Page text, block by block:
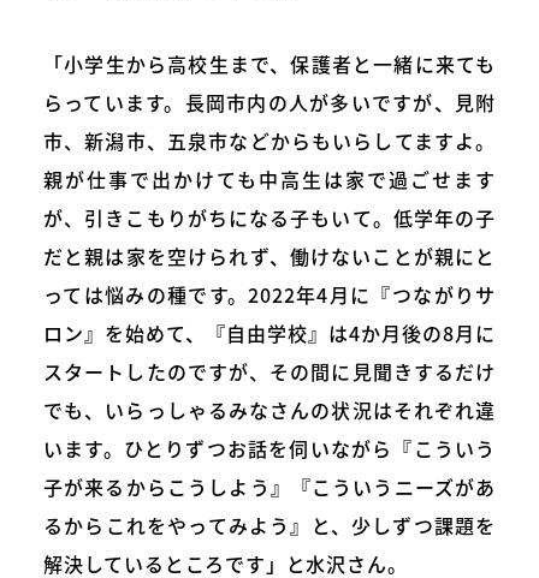
「小学生から高校生まで、保護者と一緒に来ても
らっています。長岡市内の人が多いですが、見附
市、新潟市、五泉市などからもいらしてますよ。
親が仕事で出かけても中高生は家で過ごせます
が、引きこもりがちになる子もいて。低学年の子
だと親は家を空けられず、働けないことが親にと
っては悩みの種です。2022年4月に『つながりサ
ロン』を始めて、『自由学校』は4か月後の8月に
スタートしたのですが、その間に見聞きするだけ
でも、いらっしゃるみなさんの状況はそれぞれ違
います。ひとりずつお話を伺いながら『こういう
子が来るからこうしよう』『こういうニーズがあ
るからこれをやってみよう』と、少しずつ課題を
解決しているところです」と水沢さん。